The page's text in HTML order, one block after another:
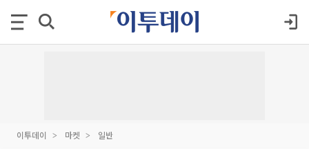
이투데이 마켓 일반